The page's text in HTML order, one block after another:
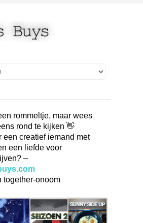
rommeltje, maar wees
rond te kijken 👋
een creatief iemand met
een liefde voor
–
together-onoom